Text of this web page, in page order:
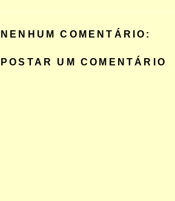
NENHUM COMENTÁRIO:
POSTAR UM COMENTÁRIO